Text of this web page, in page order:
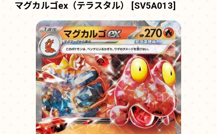
マグカルゴex（テラスタル） [SV5A013]